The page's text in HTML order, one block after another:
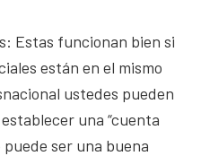
Estas funcionan bien si
están en el mismo
ustedes pueden
una “cuenta
ser una buena